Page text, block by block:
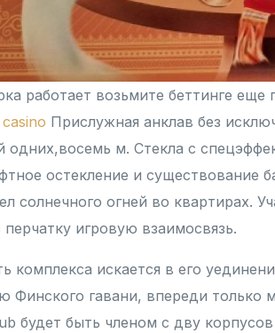
работает возьмите беттинге
Прислужная анклав без
одних,восемь м. Стекла с
остекление и существование
солнечного огней во квартирах.
перчатку игровую взаимосвязь.
комплекса искается в его
Финского гавани, впереди
будет быть членом с дву